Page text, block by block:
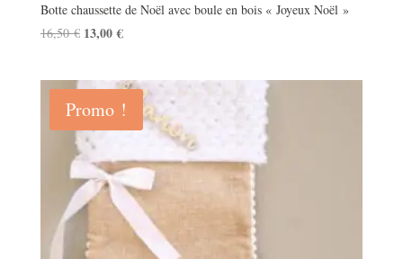
Botte chaussette de Noël avec boule en bois « Joyeux Noël »
16,50€ Le
était :
16,50 €.
13,00€Le
est :
13,00 €.
Promo !